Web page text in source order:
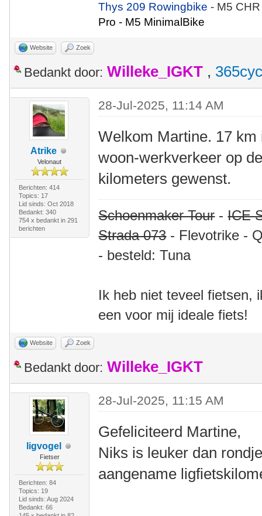
Thys 209 Rowingbike- M5
Pro - M5 MinimalBike
Website Zoek
Bedankt door: Willeke_IGKT ,
Atrike
Velonaut
Berichten: 414
Topics: 17
Lid sinds: Oct 2018
Bedankt: 340
754 x bedankt in 291
berichten
28-Jul-2025, 11:14 AM
Welkom Martine. 17
woon-werkverkeer op
kilometers gewenst.
Schoenmaker Tour-ICE
Strada 073- Flevotrike -
- besteld: Tuna
Ik heb niet teveel fietsen,
een voor mij ideale fiets!
Website Zoek
Bedankt door: Willeke_IGKT
ligvogel
Fietser
Berichten: 84
Topics: 19
Lid sinds: Aug 2024
Bedankt: 66
28-Jul-2025, 11:15 AM
Gefeliciteerd Martine,
Niks is leuker dan
aangename